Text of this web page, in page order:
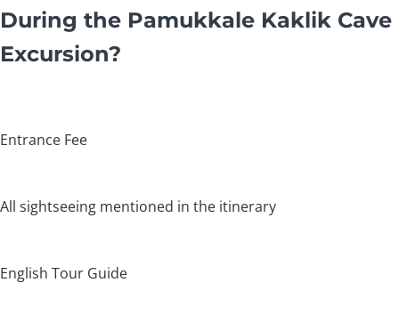
During the Pamukkale Kaklik Cave
Excursion?
Entrance Fee
All sightseeing mentioned in the itinerary
English Tour Guide